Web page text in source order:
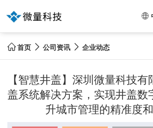

 首页  公司资讯  企业动态
【智慧井盖】深圳微量科技
盖系统解决方案，实现井盖数
升城市管理的精准度